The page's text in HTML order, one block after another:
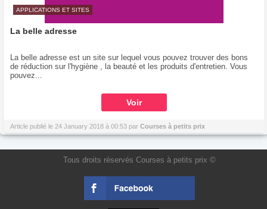
APPLICATIONS ET SITES
La belle adresse
La belle adresse est un site sur lequel vous pouvez trouver des bons
de réduction sur l'hygiène , la beauté et les produits d'entretien. Vous
pouvez...
Voir
Article publié le 24 January 2018 à 00:53 par Courses à petits prix
Tous droits réservés Courses à petits prix ©